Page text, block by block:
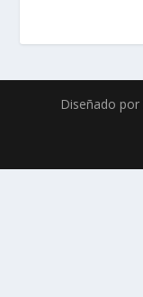
Diseñado por